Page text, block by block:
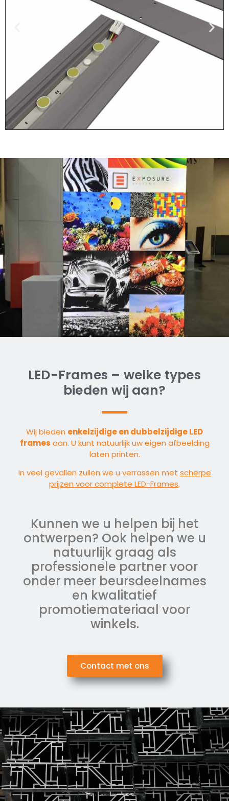
Voeten
Alleen voor de vrijstaande
(dubbelzijdige) frames
LED-Frames – welke types
bieden wij aan?
Wij bieden enkelzijdige en dubbelzijdige LED
frames aan. U kunt natuurlijk uw eigen afbeelding
laten printen.
In veel gevallen zullen we u verrassen met scherpe
prijzen voor complete LED-Frames.
Kunnen we u helpen bij het
ontwerpen? Ook helpen we u
natuurlijk graag als
professionele partner voor
onder meer beursdeelnames
en kwalitatief
promotiemateriaal voor
winkels.
Contact met ons